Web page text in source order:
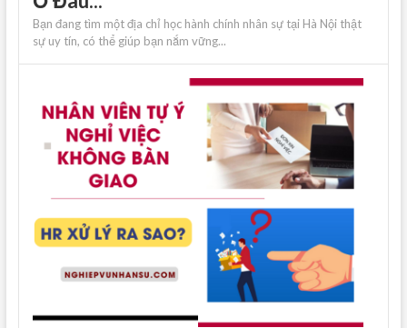
Bạn đang tìm một địa chỉ học hành chính nhân sự tại Hà Nội thật
sự uy tín, có thể giúp bạn nắm vững...